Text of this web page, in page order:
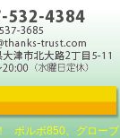
ボルボ850、グローブ